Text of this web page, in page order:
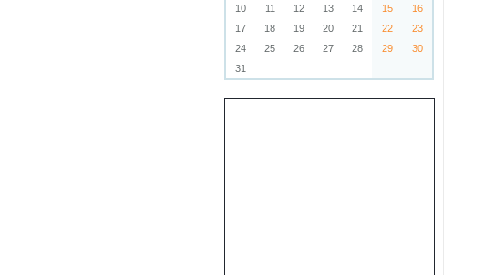
10
11 12 13 14 15
16
17
18 19 20 21 22
23
24
25 26 27 28 29
30
31